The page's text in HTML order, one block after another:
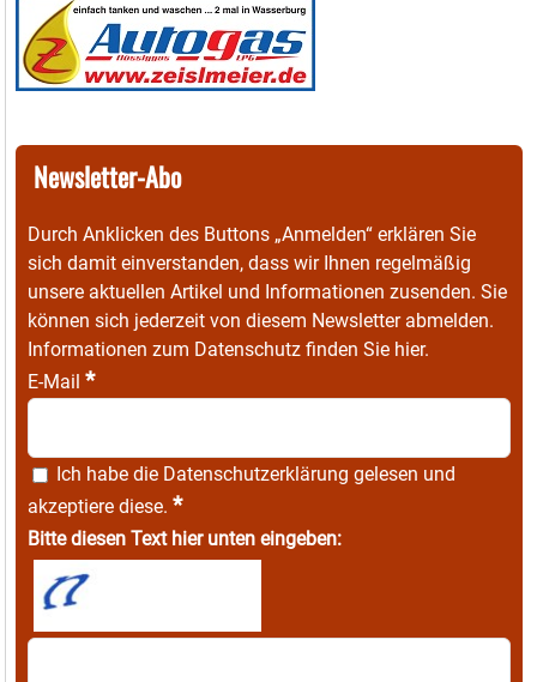
Newsletter-Abo
Durch Anklicken des Buttons „Anmelden“ erklären Sie
sich damit einverstanden, dass wir Ihnen regelmäßig
unsere aktuellen Artikel und Informationen zusenden. Sie
können sich jederzeit von diesem Newsletter abmelden.
Informationen zum Datenschutz finden Sie hier.
E-Mail *
Ich habe die Datenschutzerklärung gelesen und
akzeptiere diese. *
Bitte diesen Text hier unten eingeben: